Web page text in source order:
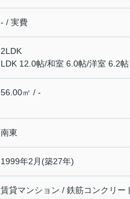
- / 実費
2LDK
LDK 12.0帖/和室 6.0帖/洋室 6.2帖
56.00㎡ / -
南東
1999年2月(築27年)
賃貸マンション / 鉄筋コンクリー